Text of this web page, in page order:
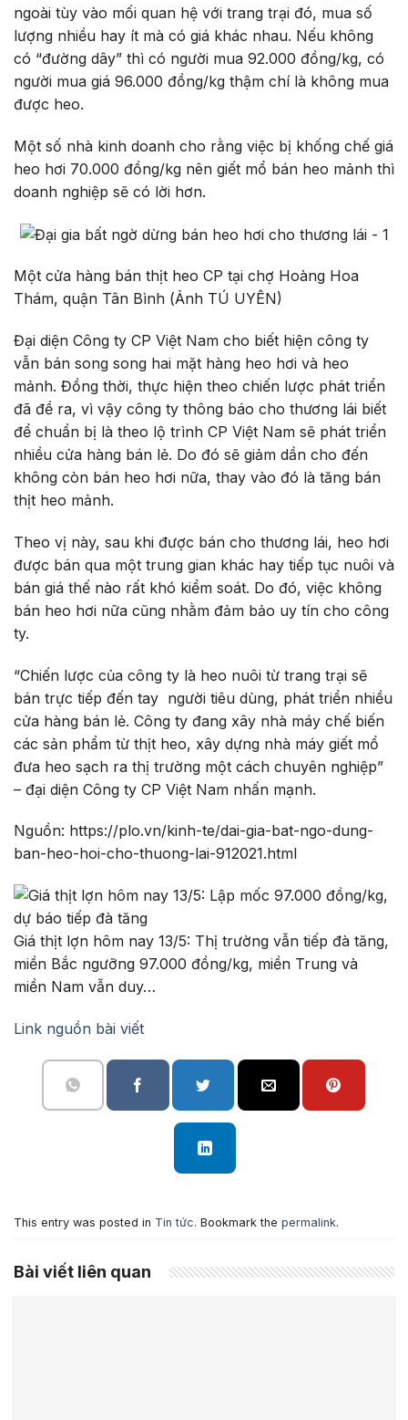
ngoài tùy vào mối quan hệ với trang trại đó, mua số
lượng nhiều hay ít mà có giá khác nhau. Nếu không
có “đường dây” thì có người mua 92.000 đồng/kg, có
người mua giá 96.000 đồng/kg thậm chí là không mua
được heo.
Một số nhà kinh doanh cho rằng việc bị khống chế giá
heo hơi 70.000 đồng/kg nên giết mổ bán heo mảnh thì
doanh nghiệp sẽ có lời hơn.
Một cửa hàng bán thịt heo CP tại chợ Hoàng Hoa
Thám, quận Tân Bình (Ảnh TÚ UYÊN)
Đại diện Công ty CP Việt Nam cho biết hiện công ty
vẫn bán song song hai mặt hàng heo hơi và heo
mảnh. Đồng thời, thực hiện theo chiến lược phát triển
đã đề ra, vì vậy công ty thông báo cho thương lái biết
để chuẩn bị là theo lộ trình CP Việt Nam sẽ phát triển
nhiều cửa hàng bán lẻ. Do đó sẽ giảm dần cho đến
không còn bán heo hơi nữa, thay vào đó là tăng bán
thịt heo mảnh.
Theo vị này, sau khi được bán cho thương lái, heo hơi
được bán qua một trung gian khác hay tiếp tục nuôi và
bán giá thế nào rất khó kiểm soát. Do đó, việc không
bán heo hơi nữa cũng nhằm đảm bảo uy tín cho công
ty.
“Chiến lược của công ty là heo nuôi từ trang trại sẽ
bán trực tiếp đến tay người tiêu dùng, phát triển nhiều
cửa hàng bán lẻ. Công ty đang xây nhà máy chế biến
các sản phẩm từ thịt heo, xây dựng nhà máy giết mổ
đưa heo sạch ra thị trường một cách chuyên nghiệp”
– đại diện Công ty CP Việt Nam nhấn mạnh.
Nguồn: https://plo.vn/kinh-te/dai-gia-bat-ngo-dung-
ban-heo-hoi-cho-thuong-lai-912021.html
Giá thịt lợn hôm nay 13/5: Thị trường vẫn tiếp đà tăng,
miền Bắc ngưỡng 97.000 đồng/kg, miền Trung và
miền Nam vẫn duy…
Link nguồn bài viết
This entry was posted in Tin tức. Bookmark the permalink.
Bài viết liên quan